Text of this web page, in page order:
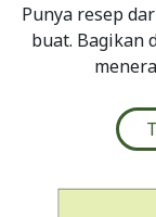
Punya resep
buat. Bagikan